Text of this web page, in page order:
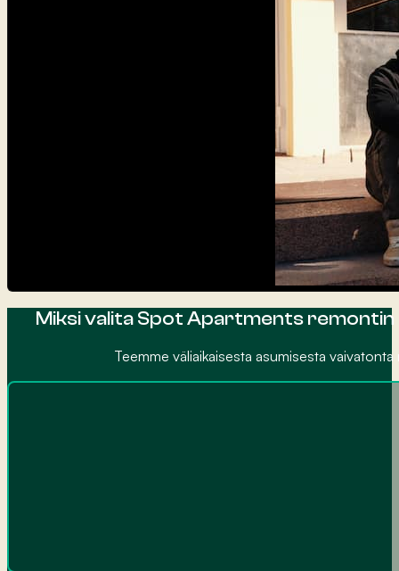
Miksi valita Spot Apartments remontin
Teemme väliaikaisesta asumisesta